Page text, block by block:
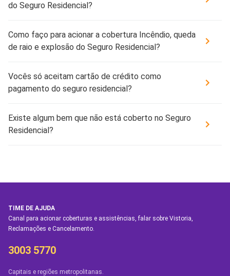
do Seguro Residencial?
Como faço para acionar a cobertura Incêndio, queda
de raio e explosão do Seguro Residencial?
Vocês só aceitam cartão de crédito como
pagamento do seguro residencial?
Existe algum bem que não está coberto no Seguro
Residencial?
TIME DE AJUDA
Canal para acionar coberturas e assistências, falar sobre Vistoria,
Reclamações e Cancelamento.
3003 5770
Capitais e regiões metropolitanas.